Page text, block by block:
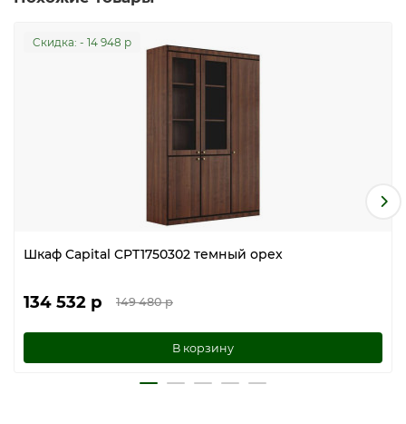
Cкидка: - 14 948 р
Шкаф Capital CPT1750302 темный орех
134 532 р 149 480 р
В корзину